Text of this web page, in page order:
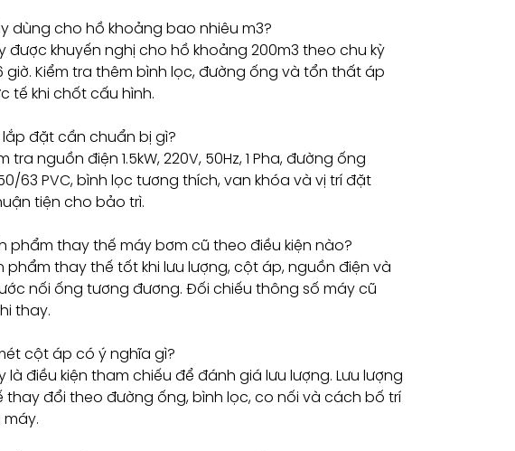
dùng cho hồ khoảng bao nhiêu m3?
được khuyến nghị cho hồ khoảng 200m3 theo chu kỳ
giờ. Kiểm tra thêm bình lọc, đường ống và tổn thất áp
tế khi chốt cấu hình.
lắp đặt cần chuẩn bị gì?
tra nguồn điện 1.5kW, 220V, 50Hz, 1 Pha, đường ống
63 PVC, bình lọc tương thích, van khóa và vị trí đặt
tiện cho bảo trì.
phẩm thay thế máy bơm cũ theo điều kiện nào?
phẩm thay thế tốt khi lưu lượng, cột áp, nguồn điện và
nối ống tương đương. Đối chiếu thông số máy cũ
thay.
cột áp có ý nghĩa gì?
là điều kiện tham chiếu để đánh giá lưu lượng. Lưu lượng
thay đổi theo đường ống, bình lọc, co nối và cách bố trí